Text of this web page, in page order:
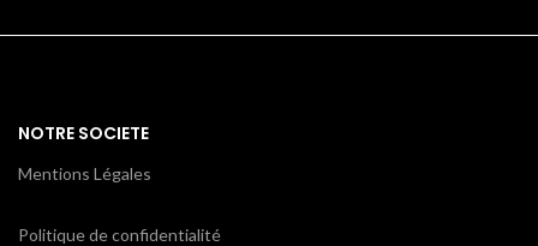
NOTRE SOCIETE
Mentions Légales
Politique de confidentialité